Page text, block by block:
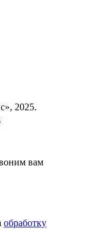
2025.
вам
обработку